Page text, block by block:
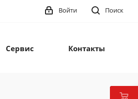
Поиск
Войти
Сервис Контакты